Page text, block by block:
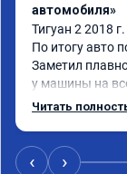
автомобиля»
Тигуан 2 2018
По итогу авто
Заметил
у машины на
расход по
денег. Знал
Читать
‹ ›